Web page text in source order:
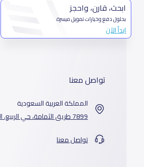
ابحث، قارن، واحجز
بحلول دفع وخيارات تمويل ميسرة
ابدأ الآن
تواصل معنا
المملكة العربية السعودية
7899 طريق الثمامة، حي الربيع، الرياض 11564
تواصل معنا